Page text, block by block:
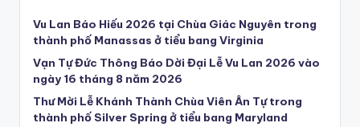
Vu Lan Báo Hiếu 2026 tại Chùa Giác Nguyên trong
thành phố Manassas ở tiểu bang Virginia
Vạn Tự Đức Thông Báo Dời Đại Lễ Vu Lan 2026 vào
ngày 16 tháng 8 năm 2026
Thư Mời Lễ Khánh Thành Chùa Viên Ân Tự trong
thành phố Silver Spring ở tiểu bang Maryland